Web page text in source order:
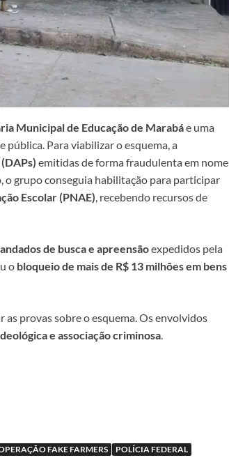
Municipal de Educação de Marabáe uma
Para viabilizar o esquema, a
emitidas de forma fraudulenta em nome
o grupo conseguia habilitação para participar
Escolar (PNAE), recebendo recursos de
de busca e apreensãoexpedidos pela
o bloqueio de mais de R$ 13 milhões em bens
provas sobre o esquema. Os envolvidos
e associação criminosa.
FAKE FARMERS POLÍCIA FEDERAL